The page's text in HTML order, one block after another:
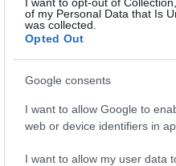
of my Personal Data that Is
was collected.
Opted Out
Google consents
I want to allow Google to
web or device identifiers in
I want to allow my user data
. Το site προστατεύεται από